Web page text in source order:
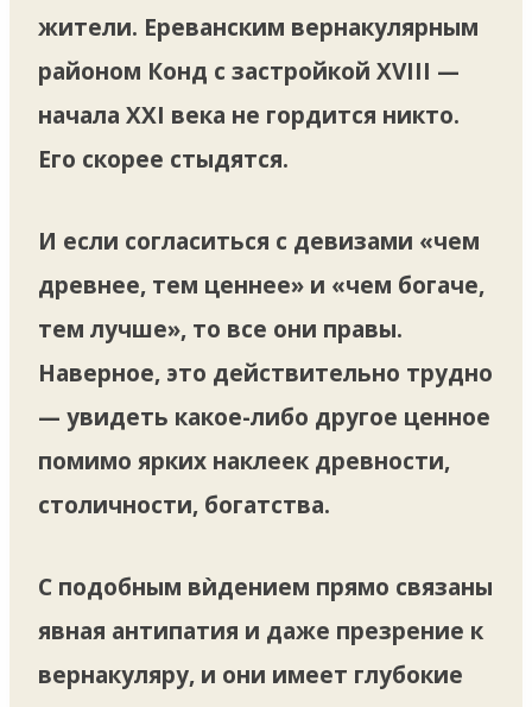
жители. Ереванским вернакулярным
районом Конд с застройкой XVIII —
начала XXI века не гордится никто.
Его скорее стыдятся.
И если согласиться с девизами «чем
древнее, тем ценнее» и «чем богаче,
тем лучше», то все они правы.
Наверное, это действительно трудно
— увидеть какое-либо другое ценное
помимо ярких наклеек древности,
столичности, богатства.
С подобным вѝдением прямо связаны
явная антипатия и даже презрение к
вернакуляру, и они имеет глубокие